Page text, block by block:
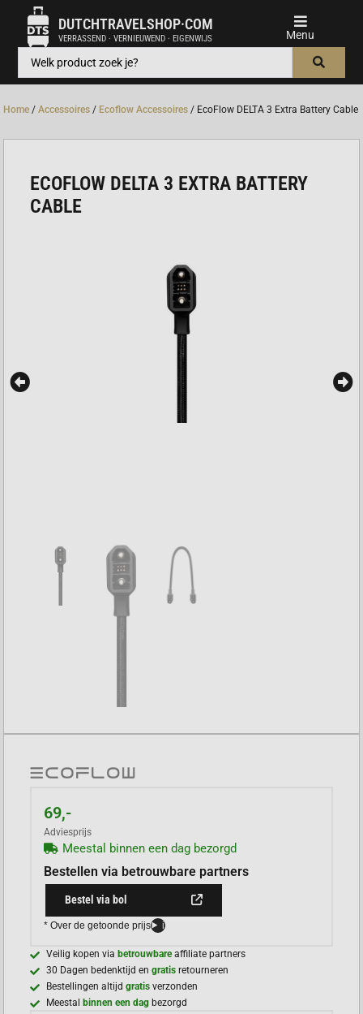
DUTCHTRAVELSHOP·COM
VERRASSEND · VERNIEUWEND · EIGENWIJS
Home /Accessoires / Ecoflow Accessoires / EcoFlow DELTA 3 Extra Battery Cable
ECOFLOW DELTA 3 EXTRA BATTERY
CABLE
69,-
Adviesprijs
Meestal binnen een dag bezorgd
Bestellen via betrouwbare partners
Bestel via bol
* Over de getoonde prijs i
Veilig kopen viabetrouwbareaffiliate partners
30 Dagen bedenktijd engratis retourneren
Bestellingen altijdgratisverzonden
Meestalbinnen een dag bezorgd